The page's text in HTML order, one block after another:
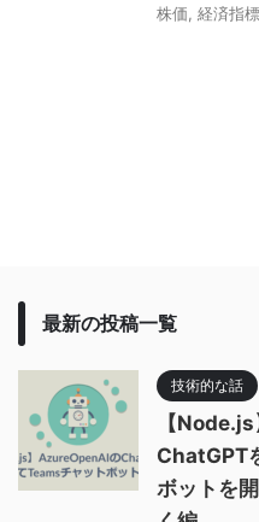
株価 経済指
最新の投稿一覧
技術的な話
【
ChatGPT
ボットを